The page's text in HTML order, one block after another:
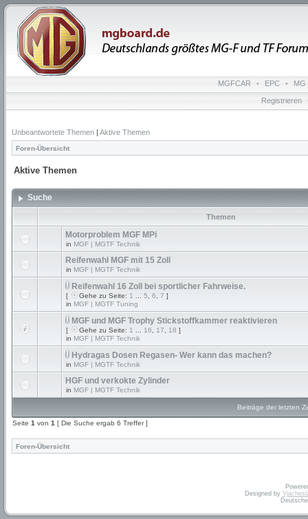
MGFCAR • EPC • MG
Registrieren
Unbeantwortete Themen | Aktive Themen
Foren-Übersicht
Aktive Themen
Suche
Themen
Motorproblem MGF MPi
in MGF | MGTF Technik
Reifenwahl MGF mit 15 Zoll
in MGF | MGTF Technik
Reifenwahl 16 Zoll bei sportlicher Fahrweise.
[ Gehe zu Seite: 1 5 6 7 ]
in MGF | MGTF Tuning
MGF und MGF Trophy Stickstoffkammer reaktivieren
[ Gehe zu Seite: 1 16 17 18 ]
in MGF | MGTF Technik
Hydragas Dosen Regasen- Wer kann das machen?
in MGF | MGTF Technik
HGF und verkokte Zylinder
in MGF | MGTF Technik
Beiträge der letzten
Seite 1 von 1 [ Die Suche ergab 6 Treffer ]
Foren-Übersicht
Designed by